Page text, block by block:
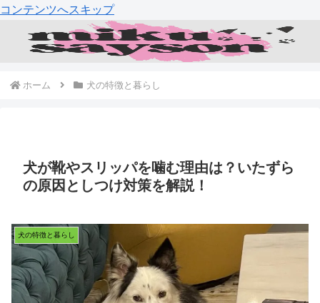
コンテンツへスキップ
ホーム 犬の特徴と暮らし
犬が靴やスリッパを噛む理由は？いたずら
の原因としつけ対策を解説！
犬の特徴と暮らし